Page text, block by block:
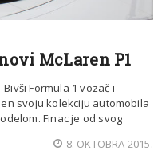
McLaren P1
Formula 1 vozač i
svoju kolekciju automobila
Finac je od svog
8. OKTOBRA 2015.